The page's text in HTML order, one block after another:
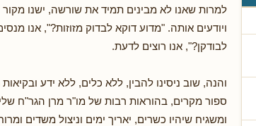
למרות שאנו לא מבינים תמיד את שורשה, ישנו מקור
ויודעים אותה. "מדוע דוקא לבדוק מזוזות?", אנו
לבודקן?", אנו רוצים לדעת.
והנה, שוב ניסינו להבין, ללא כלים, ללא ידע
ספור מקרים, בהוראות רבות של מו"ר מרן הגר"ח
ומשגיח שיהיו כשרים, יאריך ימים וניצול משדים